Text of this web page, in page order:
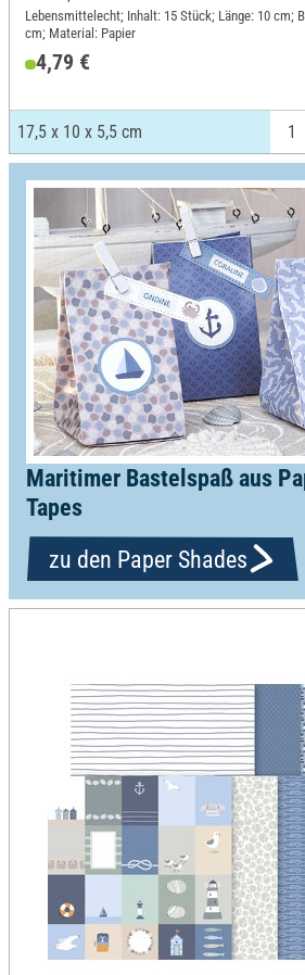
Lebensmittelecht; Inhalt: 15 Stück; Länge: 10 cm;
cm; Material: Papier
4,79 €
17,5 x 10 x 5,5 cm
Maritimer Bastelspaß aus
Tapes
zu den Paper Shades